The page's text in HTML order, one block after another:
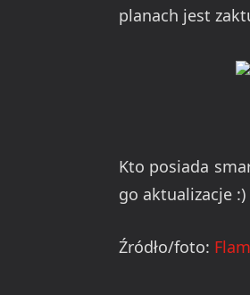
planach jest
Kto posiada
go aktualizacje :)
Źródło/foto: